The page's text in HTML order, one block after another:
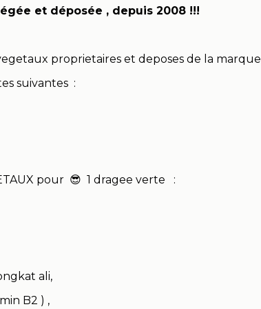
et déposée , depuis 2008 !!!
proprietaires et deposes de la marque
suivantes :
pour 😎 1 dragee verte :
ali,
B2 ) ,